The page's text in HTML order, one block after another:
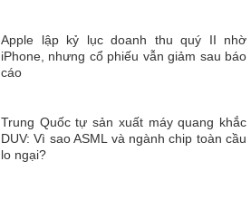
Apple lập kỷ lục doanh thu quý II nhờ
iPhone, nhưng cổ phiếu vẫn giảm sau báo
cáo
Trung Quốc tự sản xuất máy quang khắc
DUV: Vì sao ASML và ngành chip toàn cầu
lo ngại?